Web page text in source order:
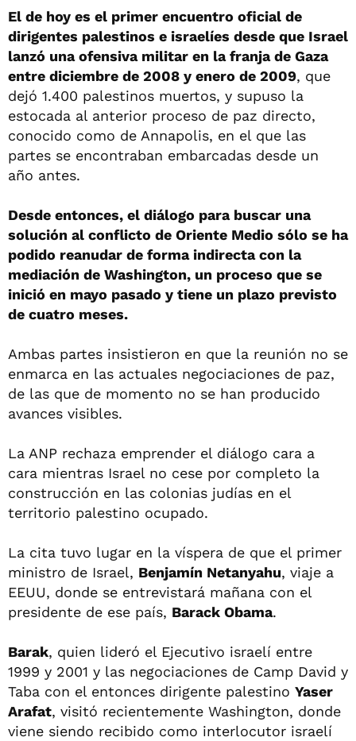
El de hoy es el primer encuentro oficial de
dirigentes palestinos e israelíes desde que Israel
lanzó una ofensiva militar en la franja de Gaza
entre diciembre de 2008 y enero de 2009, que
dejó 1.400 palestinos muertos, y supuso la
estocada al anterior proceso de paz directo,
conocido como de Annapolis, en el que las
partes se encontraban embarcadas desde un
año antes.
Desde entonces, el diálogo para buscar una
solución al conflicto de Oriente Medio sólo se ha
podido reanudar de forma indirecta con la
mediación de Washington, un proceso que se
inició en mayo pasado y tiene un plazo previsto
de cuatro meses.
Ambas partes insistieron en que la reunión no se
enmarca en las actuales negociaciones de paz,
de las que de momento no se han producido
avances visibles.
La ANP rechaza emprender el diálogo cara a
cara mientras Israel no cese por completo la
construcción en las colonias judías en el
territorio palestino ocupado.
La cita tuvo lugar en la víspera de que el primer
ministro de Israel, Benjamín Netanyahu, viaje a
EEUU, donde se entrevistará mañana con el
presidente de ese país, Barack Obama.
Barak, quien lideró el Ejecutivo israelí entre
1999 y 2001 y las negociaciones de Camp David y
Taba con el entonces dirigente palestino Yaser
Arafat, visitó recientemente Washington, donde
viene siendo recibido como interlocutor israelí